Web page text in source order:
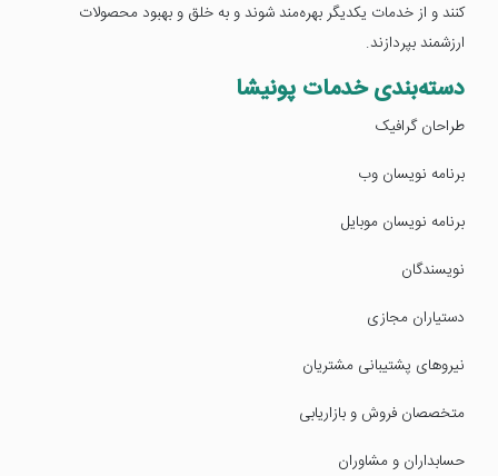
کنند و از خدمات یکدیگر بهره‌مند شوند و به خلق و بهبود محصولات
ارزشمند بپردازند.
دسته‌بندی خدمات پونیشا
طراحان گرافیک
برنامه نویسان وب
برنامه نویسان موبایل
نویسندگان
دستیاران مجازی
نیروهای پشتیبانی مشتریان
متخصصان فروش و بازاریابی
حسابداران و مشاوران